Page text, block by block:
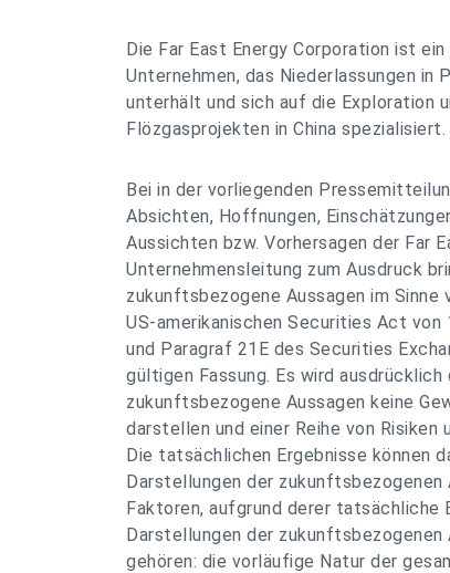
Die Far East Energy Corporation ist
Unternehmen, das Niederlassungen in
unterhält und sich auf die Exploration
Flözgasprojekten in China spezialisiert.
Bei in der vorliegenden
Absichten, Hoffnungen,
Aussichten bzw. Vorhersagen der Far
Unternehmensleitung zum Ausdruck
zukunftsbezogene Aussagen im Sinne
US-amerikanischen Securities Act von
und Paragraf 21E des Securities
gültigen Fassung. Es wird ausdrücklich
zukunftsbezogene Aussagen keine
darstellen und einer Reihe von Risiken
Die tatsächlichen Ergebnisse können
Darstellungen der zukunftsbezogenen
Faktoren, aufgrund derer tatsächliche
Darstellungen der zukunftsbezogenen
gehören: die vorläufige Natur der